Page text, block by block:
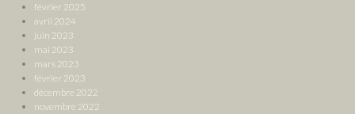
février 2025
avril 2024
juin 2023
mai 2023
mars 2023
février 2023
décembre 2022
novembre 2022